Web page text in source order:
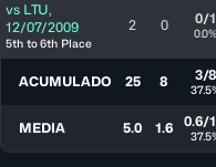
vs LTU,
12/07/2009
5th to 6th Place
2 0 0/1
0.0%
ACUMULADO 25 8 3/8
MEDIA 5.0 1.6 0.6/